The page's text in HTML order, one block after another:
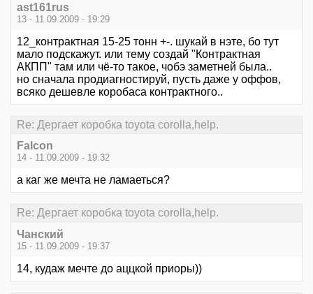
ast161rus
13 - 11.09.2009 - 19:29
12_контрактная 15-25 тонн +-. шукай в нэте, бо тут
мало подскажут. или тему создай "Контрактная
АКПП" там или чё-то такое, чобэ заметней была..
но сначала продиагностируй, пусть даже у оффов,
всяко дешевле коробаса контрактного..
Re: Дергает коробка toyota corolla,help.
Falcon
14 - 11.09.2009 - 19:32
а каг же мечта не ламаеться?
Re: Дергает коробка toyota corolla,help.
Чанский
15 - 11.09.2009 - 19:37
14, кудаж мечте до аццкой приоры))